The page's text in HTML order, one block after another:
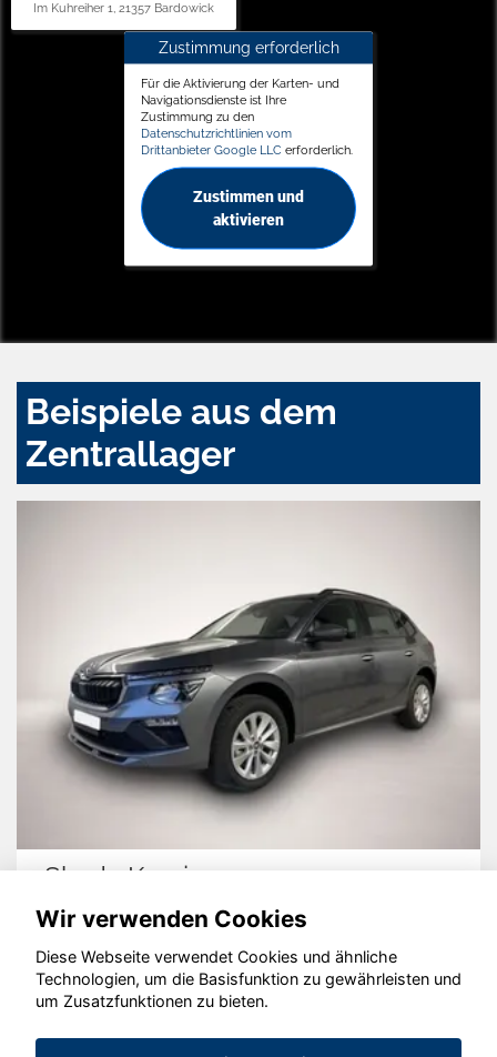
Im Kuhreiher 1, 21357 Bardowick
Zustimmung erforderlich
Für die Aktivierung der Karten- und
Navigationsdienste ist Ihre
Zustimmung zu den
Datenschutzrichtlinien vom
Drittanbieter Google LLC erforderlich.
Zustimmen und
aktivieren
Beispiele aus dem
Zentrallager
Skoda Kamiq
© konjunkturmotor.de GmbH 2020 - 2026
Wir verwenden Cookies
Diese Webseite verwendet Cookies und ähnliche
Technologien, um die Basisfunktion zu gewährleisten und
um Zusatzfunktionen zu bieten.